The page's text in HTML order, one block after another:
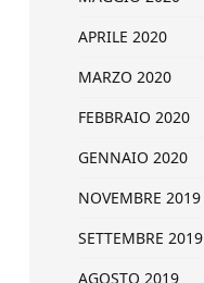
APRILE 2020
MARZO 2020
FEBBRAIO 2020
GENNAIO 2020
NOVEMBRE 2019
SETTEMBRE 2019
AGOSTO 2019